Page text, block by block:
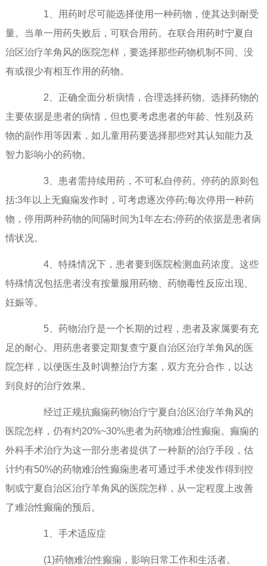
1、用药时尽可能选择使用一种药物，使其达到耐受
量。当单一用药失败后，可联合用药。在联合用药时宁夏自
治区治疗羊角风的医院怎样，要选择那些药物机制不同、没
有或很少有相互作用的药物。
2、正确全面分析病情，合理选择药物。选择药物的
主要依据是患者的病情，但也要考虑患者的年龄、性别及药
物的副作用等因素，如儿童用药要选择那些对其认知能力及
智力影响小的药物。
3、患者需持续用药，不可私自停药。停药的原则包
括:3年以上无癫痫发作时，可考虑逐次停药;每次停用一种药
物，停用两种药物的间隔时间为1年左右;停药的依据是患者病
情状况。
4、特殊情况下，患者要到医院检测血药浓度。这些
特殊情况包括患者没有按量服用药物、药物毒性反应出现、
妊娠等。
5、药物治疗是一个长期的过程，患者及家属要有充
足的耐心。用药患者要定期复查宁夏自治区治疗羊角风的医
院怎样，以便医生及时调整治疗方案，双方充分合作，以达
到良好的治疗效果。
经过正规抗癫痫药物治疗宁夏自治区治疗羊角风的
医院怎样，仍有约20%~30%患者为药物难治性癫痫。癫痫的
外科手术治疗为这一部分患者提供了一种新的治疗手段，估
计约有50%的药物难治性癫痫患者可通过手术使发作得到控
制或宁夏自治区治疗羊角风的医院怎样，从一定程度上改善
了难治性癫痫的预后。
1、手术适应症
(1)药物难治性癫痫，影响日常工作和生活者。